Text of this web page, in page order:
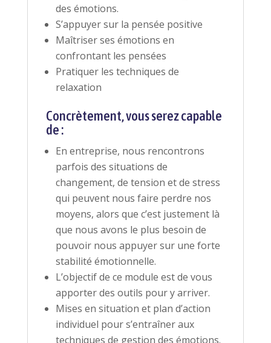
des émotions.
S’appuyer sur la pensée positive
Maîtriser ses émotions en
confrontant les pensées
Pratiquer les techniques de
relaxation
Concrètement, vous serez capable
de :
En entreprise, nous rencontrons
parfois des situations de
changement, de tension et de stress
qui peuvent nous faire perdre nos
moyens, alors que c’est justement là
que nous avons le plus besoin de
pouvoir nous appuyer sur une forte
stabilité émotionnelle.
L’objectif de ce module est de vous
apporter des outils pour y arriver.
Mises en situation et plan d’action
individuel pour s’entraîner aux
techniques de gestion des émotions.